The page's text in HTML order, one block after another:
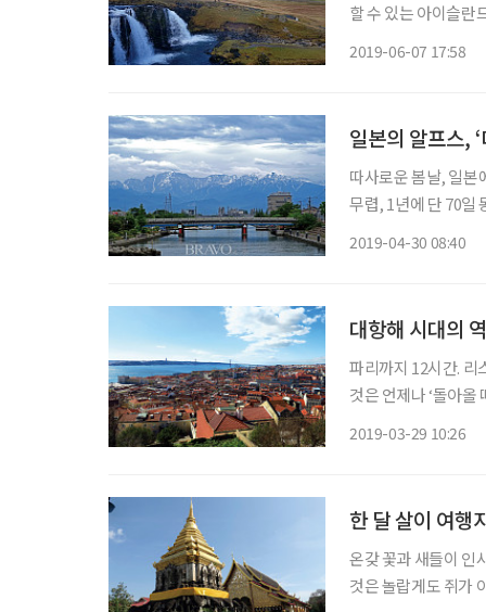
할 수 있는 아이슬란
2019-06-07 17:58
일본의 알프스,
따사로운 봄날, 일본
무렵, 1년에 단 70일
2019-04-30 08:40
대항해 시대의
파리까지 12시간. 리
것은 언제나 ‘돌아올
2019-03-29 10:26
한 달 살이 여행
온갖 꽃과 새들이 인
것은 놀랍게도 쥐가